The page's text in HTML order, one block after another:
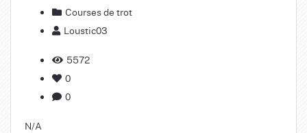
Courses de trot
Loustic03
5572
0
0
N/A